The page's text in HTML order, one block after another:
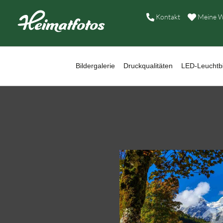
Kontakt Meine
Bildergalerie Druckqualitäten LED-